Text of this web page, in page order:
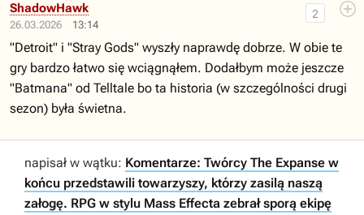
26.03.2026 13:14
2
ShadowHawk
"Detroit" i "Stray Gods" wyszły naprawdę dobrze. W obie te
gry bardzo łatwo się wciągnąłem. Dodałbym może jeszcze
"Batmana" od Telltale bo ta historia (w szczególności drugi
sezon) była świetna.
napisał w wątku: Komentarze: Twórcy The Expanse w
końcu przedstawili towarzyszy, którzy zasilą naszą
załogę. RPG w stylu Mass Effecta zebrał sporą ekipę